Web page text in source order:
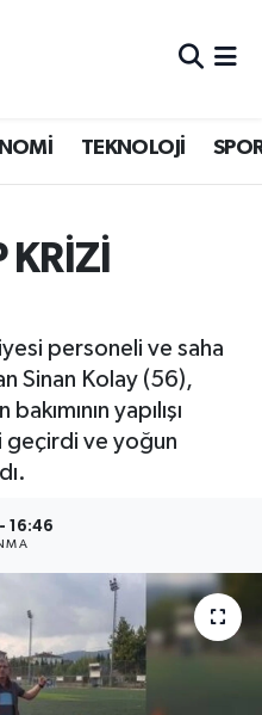
TEKNOLOJİ
personeli ve saha
Sinan Kolay (56),
yapılışı
geçirdi ve yoğun
16:46
ve Fikstür